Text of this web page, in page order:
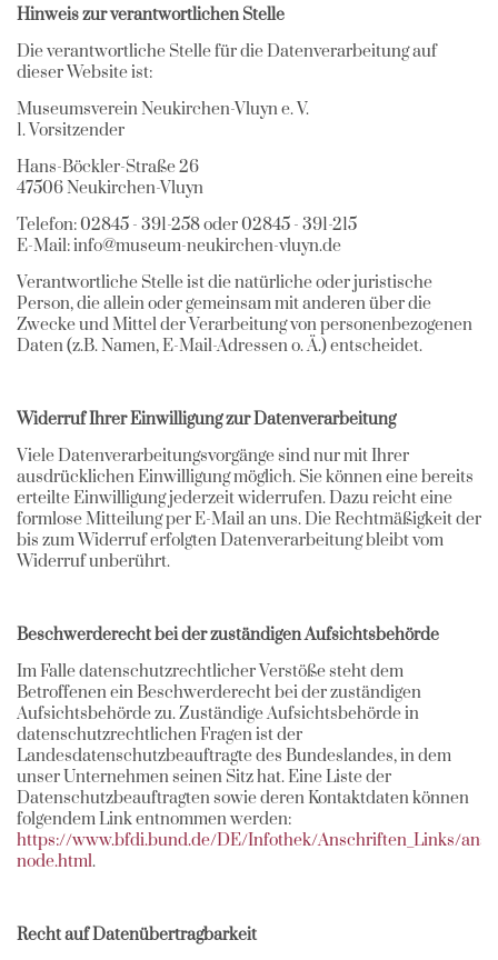
Hinweis zur verantwortlichen Stelle
Die verantwortliche Stelle für die Datenverarbeitung auf
dieser Website ist:
Museumsverein Neukirchen-Vluyn e. V.
1. Vorsitzender
Hans-Böckler-Straße 26
47506 Neukirchen-Vluyn
Telefon: 02845 - 391-258 oder 02845 - 391-215
E-Mail: info@museum-neukirchen-vluyn.de
Verantwortliche Stelle ist die natürliche oder juristische
Person, die allein oder gemeinsam mit anderen über die
Zwecke und Mittel der Verarbeitung von personenbezogenen
Daten (z.B. Namen, E-Mail-Adressen o. Ä.) entscheidet.
Widerruf Ihrer Einwilligung zur Datenverarbeitung
Viele Datenverarbeitungsvorgänge sind nur mit Ihrer
ausdrücklichen Einwilligung möglich. Sie können eine bereits
erteilte Einwilligung jederzeit widerrufen. Dazu reicht eine
formlose Mitteilung per E-Mail an uns. Die Rechtmäßigkeit der
bis zum Widerruf erfolgten Datenverarbeitung bleibt vom
Widerruf unberührt.
Beschwerderecht bei der zuständigen Aufsichtsbehörde
Im Falle datenschutzrechtlicher Verstöße steht dem
Betroffenen ein Beschwerderecht bei der zuständigen
Aufsichtsbehörde zu. Zuständige Aufsichtsbehörde in
datenschutzrechtlichen Fragen ist der
Landesdatenschutzbeauftragte des Bundeslandes, in dem
unser Unternehmen seinen Sitz hat. Eine Liste der
Datenschutzbeauftragten sowie deren Kontaktdaten können
folgendem Link entnommen werden:
https://www.bfdi.bund.de/DE/Infothek/Anschriften_Links/
node.html.
Recht auf Datenübertragbarkeit